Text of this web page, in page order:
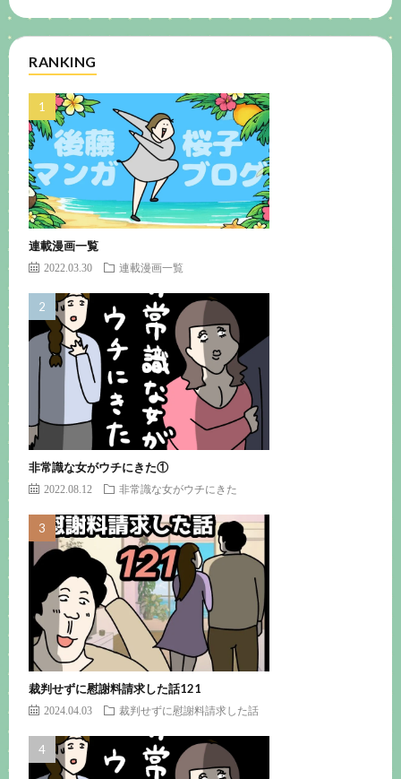
RANKING
連載漫画一覧
2022.03.30 連載漫画一覧
非常識な女がウチにきた①
2022.08.12 非常識な女がウチにきた
裁判せずに慰謝料請求した話121
2024.04.03 裁判せずに慰謝料請求した話